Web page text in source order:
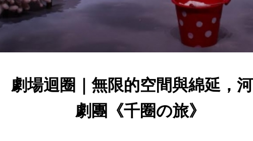
劇場迴圈｜無限的空間與綿延，
劇團《千圈の旅》